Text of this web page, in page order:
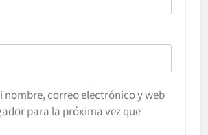
nombre, correo electrónico y web
para la próxima vez que